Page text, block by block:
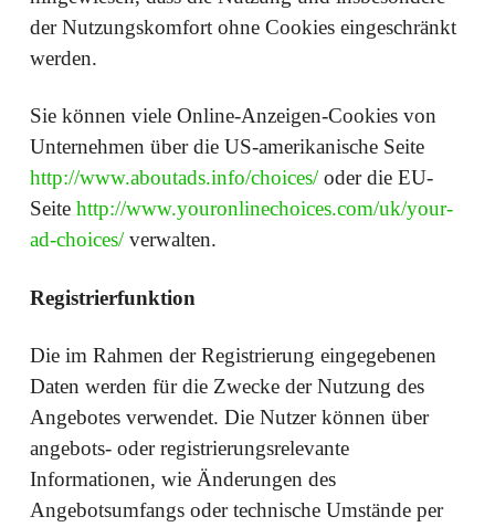
der Nutzungskomfort ohne Cookies eingeschränkt
werden.
Sie können viele Online-Anzeigen-Cookies von
Unternehmen über die US-amerikanische Seite
http://www.aboutads.info/choices/oder die EU-
Seite http://www.youronlinechoices.com/uk/your-
ad-choices/verwalten.
Registrierfunktion
Die im Rahmen der Registrierung eingegebenen
Daten werden für die Zwecke der Nutzung des
Angebotes verwendet. Die Nutzer können über
angebots- oder registrierungsrelevante
Informationen, wie Änderungen des
Angebotsumfangs oder technische Umstände per